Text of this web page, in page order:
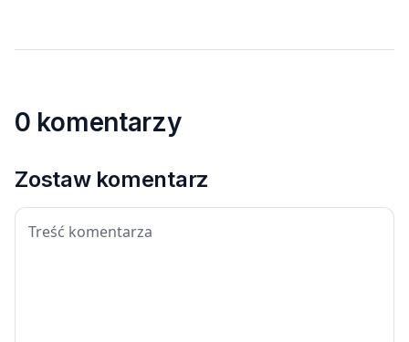
0 komentarzy
Zostaw komentarz